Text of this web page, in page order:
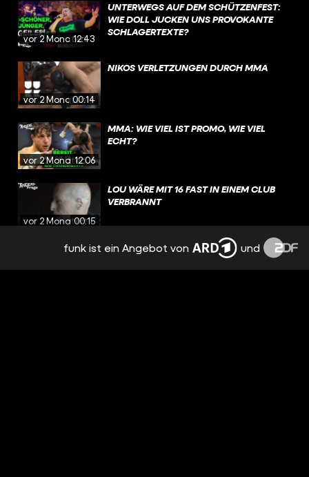
vor 2 Monaten
12:43
UNTERWEGS AUF DEM SCHÜTZENFEST:
WIE DOLL JUCKEN UNS PROVOKANTE
SCHLAGERTEXTE?
vor 2 Monaten
00:14
NIKOS VERLETZUNGEN DURCH MMA
vor 2 Monaten12:06
MMA: WIE VIEL IST PROMO, WIE VIEL
ECHT?
vor 2 Monaten
00:15
LOU WÄRE MIT 16 FAST IN EINEM CLUB
VERBRANNT
WAS BEDEUTET DER #BRANDSCHUTZ
funk ist ein Angebot von und